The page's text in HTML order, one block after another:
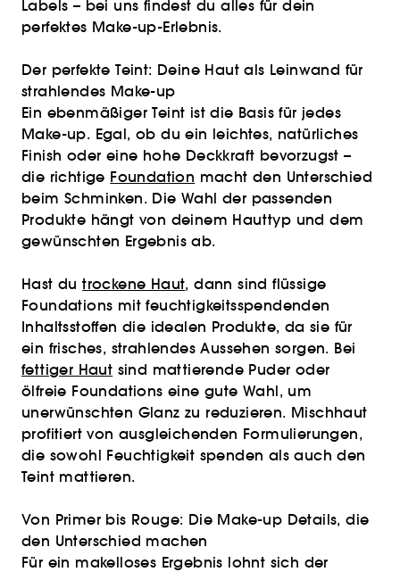
Labels – bei uns findest du alles für dein
perfektes Make-up-Erlebnis.
Der perfekte Teint: Deine Haut als Leinwand für
strahlendes Make-up
Ein ebenmäßiger Teint ist die Basis für jedes
Make-up. Egal, ob du ein leichtes, natürliches
Finish oder eine hohe Deckkraft bevorzugst –
die richtige Foundation macht den Unterschied
beim Schminken. Die Wahl der passenden
Produkte hängt von deinem Hauttyp und dem
gewünschten Ergebnis ab.
Hast dutrockene Haut, dann sind flüssige
Foundations mit feuchtigkeitsspendenden
Inhaltsstoffen die idealen Produkte, da sie für
ein frisches, strahlendes Aussehen sorgen. Bei
fettiger Haut sind mattierende Puder oder
ölfreie Foundations eine gute Wahl, um
unerwünschten Glanz zu reduzieren. Mischhaut
profitiert von ausgleichenden Formulierungen,
die sowohl Feuchtigkeit spenden als auch den
Teint mattieren.
Von Primer bis Rouge: Die Make-up Details, die
den Unterschied machen
Für ein makelloses Ergebnis lohnt sich der